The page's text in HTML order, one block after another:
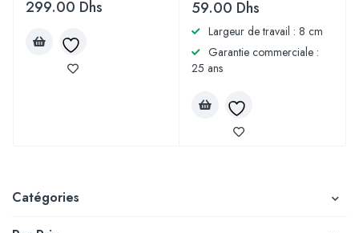
Catégories
299.00 Dhs 59.00 Dhs
Largeur de travail : 8 cm
Garantie commerciale :
25 ans